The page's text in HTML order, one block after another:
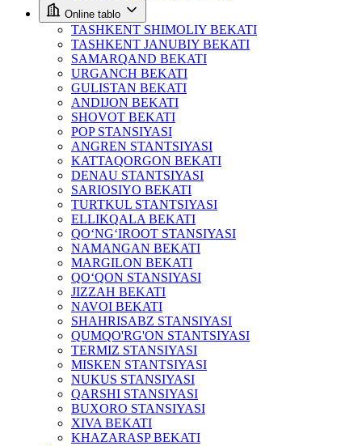
Online tablo
TASHKENT SHIMOLIY BEKATI
TASHKENT JANUBIY BEKATI
SAMARQAND BEKATI
URGANCH BEKATI
GULISTAN BEKATI
ANDIJON BEKATI
SHOVOT BEKATI
POP STANSIYASI
ANGREN STANTSIYASI
KATTAQORGON BEKATI
DENAU STANTSIYASI
SARIOSIYO BEKATI
TURTKUL STANTSIYASI
ELLIKQALA BEKATI
QO‘NG‘IROOT STANSIYASI
NAMANGAN BEKATI
MARGILON BEKATI
QO‘QON STANSIYASI
JIZZAH BEKATI
NAVOI BEKATI
SHAHRISABZ STANSIYASI
QUMQO'RG'ON STANTSIYASI
TERMIZ STANSIYASI
MISKEN STANTSIYASI
NUKUS STANSIYASI
QARSHI STANSIYASI
BUXORO STANSIYASI
XIVA BEKATI
KHAZARASP BEKATI